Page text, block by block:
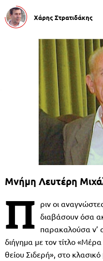
Χάρης Στρατιδάκης
Μνήμη Λευτέρη
Π ριν οι
διαβάσουν όσα
παρακαλούσα ν’
διήγημα με τον τίτλο
θείου Σιδερή», στο